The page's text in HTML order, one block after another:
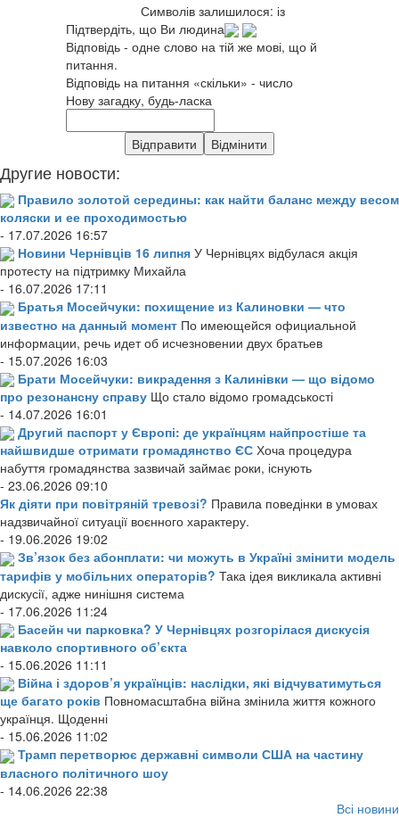
Символів залишилося: із
Підтвердіть, що Ви людина
Відповідь - одне слово на тій же мові, що й
питання.
Відповідь на питання «скільки» - число
Нову загадку, будь-ласка
Другие новости:
Правило золотой середины: как найти баланс между весом
коляски и ее проходимостью
- 17.07.2026 16:57
Новини Чернівців 16 липня У Чернівцях відбулася акція
протесту на підтримку Михайла
- 16.07.2026 17:11
Братья Мосейчуки: похищение из Калиновки — что
известно на данный момент По имеющейся официальной
информации, речь идет об исчезновении двух братьев
- 15.07.2026 16:03
Брати Мосейчуки: викрадення з Калинівки — що відомо
про резонансну справу Що стало відомо громадськості
- 14.07.2026 16:01
Другий паспорт у Європі: де українцям найпростіше та
найшвидше отримати громадянство ЄС Хоча процедура
набуття громадянства зазвичай займає роки, існують
- 23.06.2026 09:10
Як діяти при повітряній тревозі? Правила поведінки в умовах
надзвичайної ситуації воєнного характеру.
- 19.06.2026 19:02
Зв’язок без абонплати: чи можуть в Україні змінити модель
тарифів у мобільних операторів? Така ідея викликала активні
дискусії, адже нинішня система
- 17.06.2026 11:24
Басейн чи парковка? У Чернівцях розгорілася дискусія
навколо спортивного об’єкта
- 15.06.2026 11:11
Війна і здоров’я українців: наслідки, які відчуватимуться
ще багато років Повномасштабна війна змінила життя кожного
українця. Щоденні
- 15.06.2026 11:02
Трамп перетворює державні символи США на частину
власного політичного шоу
- 14.06.2026 22:38
Всі новини